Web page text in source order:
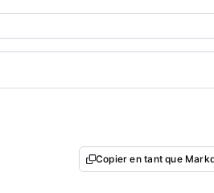
Copier en tant que